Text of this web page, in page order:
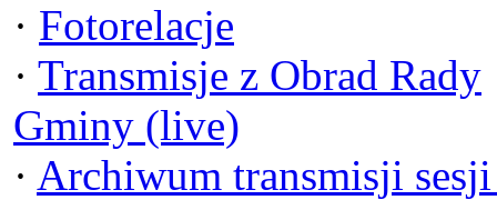
· Fotorelacje
· Transmisje z Obrad Rady
Gminy (live)
· Archiwum transmisji